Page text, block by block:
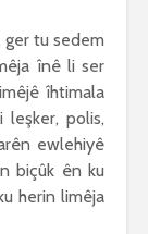
ger tu sedem
înê li ser
îhtimala
polis,
ewlehiyê
biçûk ên ku
herin limêja